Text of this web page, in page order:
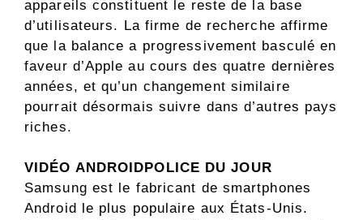
appareils constituent le reste de la base
d’utilisateurs. La firme de recherche affirme
que la balance a progressivement basculé en
faveur d’Apple au cours des quatre dernières
années, et qu’un changement similaire
pourrait désormais suivre dans d’autres pays
riches.
VIDÉO ANDROIDPOLICE DU JOUR
Samsung est le fabricant de smartphones
Android le plus populaire aux États-Unis.